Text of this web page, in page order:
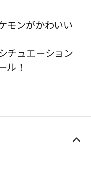
モンがかわいい
チュエーション
ル！